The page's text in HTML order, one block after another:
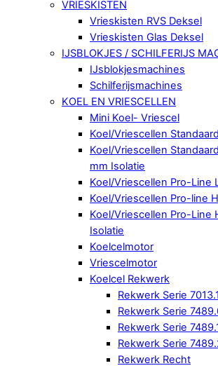
VRIESKISTEN
Vrieskisten RVS Deksel
Vrieskisten Glas Deksel
IJSBLOKJES / SCHILFERIJS
IJsblokjesmachines
Schilferijsmachines
KOEL EN VRIESCELLEN
Mini Koel- Vriescel
Koel/Vriescellen
Koel/Vriescellen
mm Isolatie
Koel/Vriescellen Pro-Line
Koel/Vriescellen Pro-line
Koel/Vriescellen Pro-Line
Isolatie
Koelcelmotor
Vriescelmotor
Koelcel Rekwerk
Rekwerk Serie
Rekwerk Serie
Rekwerk Serie
Rekwerk Serie
Rekwerk Recht